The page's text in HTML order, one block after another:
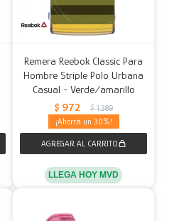
Remera Reebok Classic Para
Hombre Striple Polo Urbana
Casual - Verde/amarillo
$ 972 $ 1.389
30
LLEGA HOY MVD